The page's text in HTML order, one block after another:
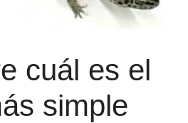
cuál es el
simple